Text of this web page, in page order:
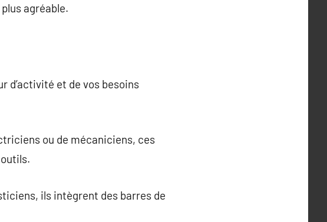
agréable.
d’activité et de vos besoins
ou de mécaniciens, ces
ils intègrent des barres de